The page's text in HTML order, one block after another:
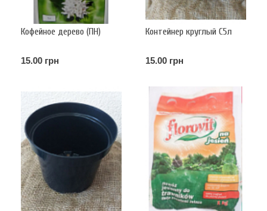
Кофейное дерево (ПН)
15.00 грн
Контейнер круглый С5л
15.00 грн